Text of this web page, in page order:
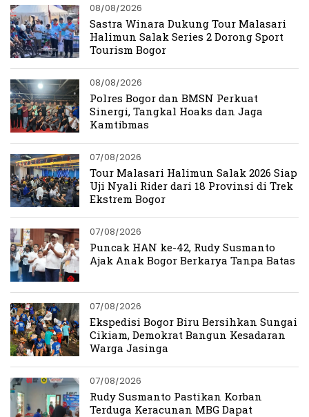
08/08/2026
Sastra Winara Dukung Tour Malasari
Halimun Salak Series 2 Dorong Sport
Tourism Bogor
08/08/2026
Polres Bogor dan BMSN Perkuat
Sinergi, Tangkal Hoaks dan Jaga
Kamtibmas
07/08/2026
Tour Malasari Halimun Salak 2026 Siap
Uji Nyali Rider dari 18 Provinsi di Trek
Ekstrem Bogor
07/08/2026
Puncak HAN ke-42, Rudy Susmanto
Ajak Anak Bogor Berkarya Tanpa Batas
07/08/2026
Ekspedisi Bogor Biru Bersihkan Sungai
Cikiam, Demokrat Bangun Kesadaran
Warga Jasinga
07/08/2026
Rudy Susmanto Pastikan Korban
Terduga Keracunan MBG Dapat